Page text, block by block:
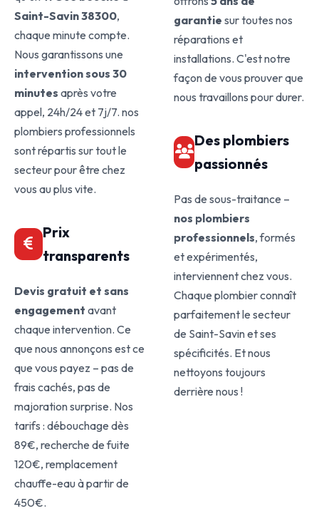
Saint-Savin 38300,
chaque minute compte.
Nous garantissons une
intervention sous 30
minutes après votre
appel, 24h/24 et 7j/7. nos
plombiers professionnels
sont répartis sur tout le
secteur pour être chez
vous au plus vite.
Prix
transparents
Devis gratuit et sans
engagement avant
chaque intervention. Ce
que nous annonçons est ce
que vous payez – pas de
frais cachés, pas de
majoration surprise. Nos
tarifs : débouchage dès
89€, recherche de fuite
120€, remplacement
chauffe-eau à partir de
450€.
garantie sur toutes nos
réparations et
installations. C'est notre
façon de vous prouver que
nous travaillons pour durer.
Des plombiers
passionnés
Pas de sous-traitance –
nos plombiers
professionnels, formés
et expérimentés,
interviennent chez vous.
Chaque plombier connaît
parfaitement le secteur
de Saint-Savin et ses
spécificités. Et nous
nettoyons toujours
derrière nous !